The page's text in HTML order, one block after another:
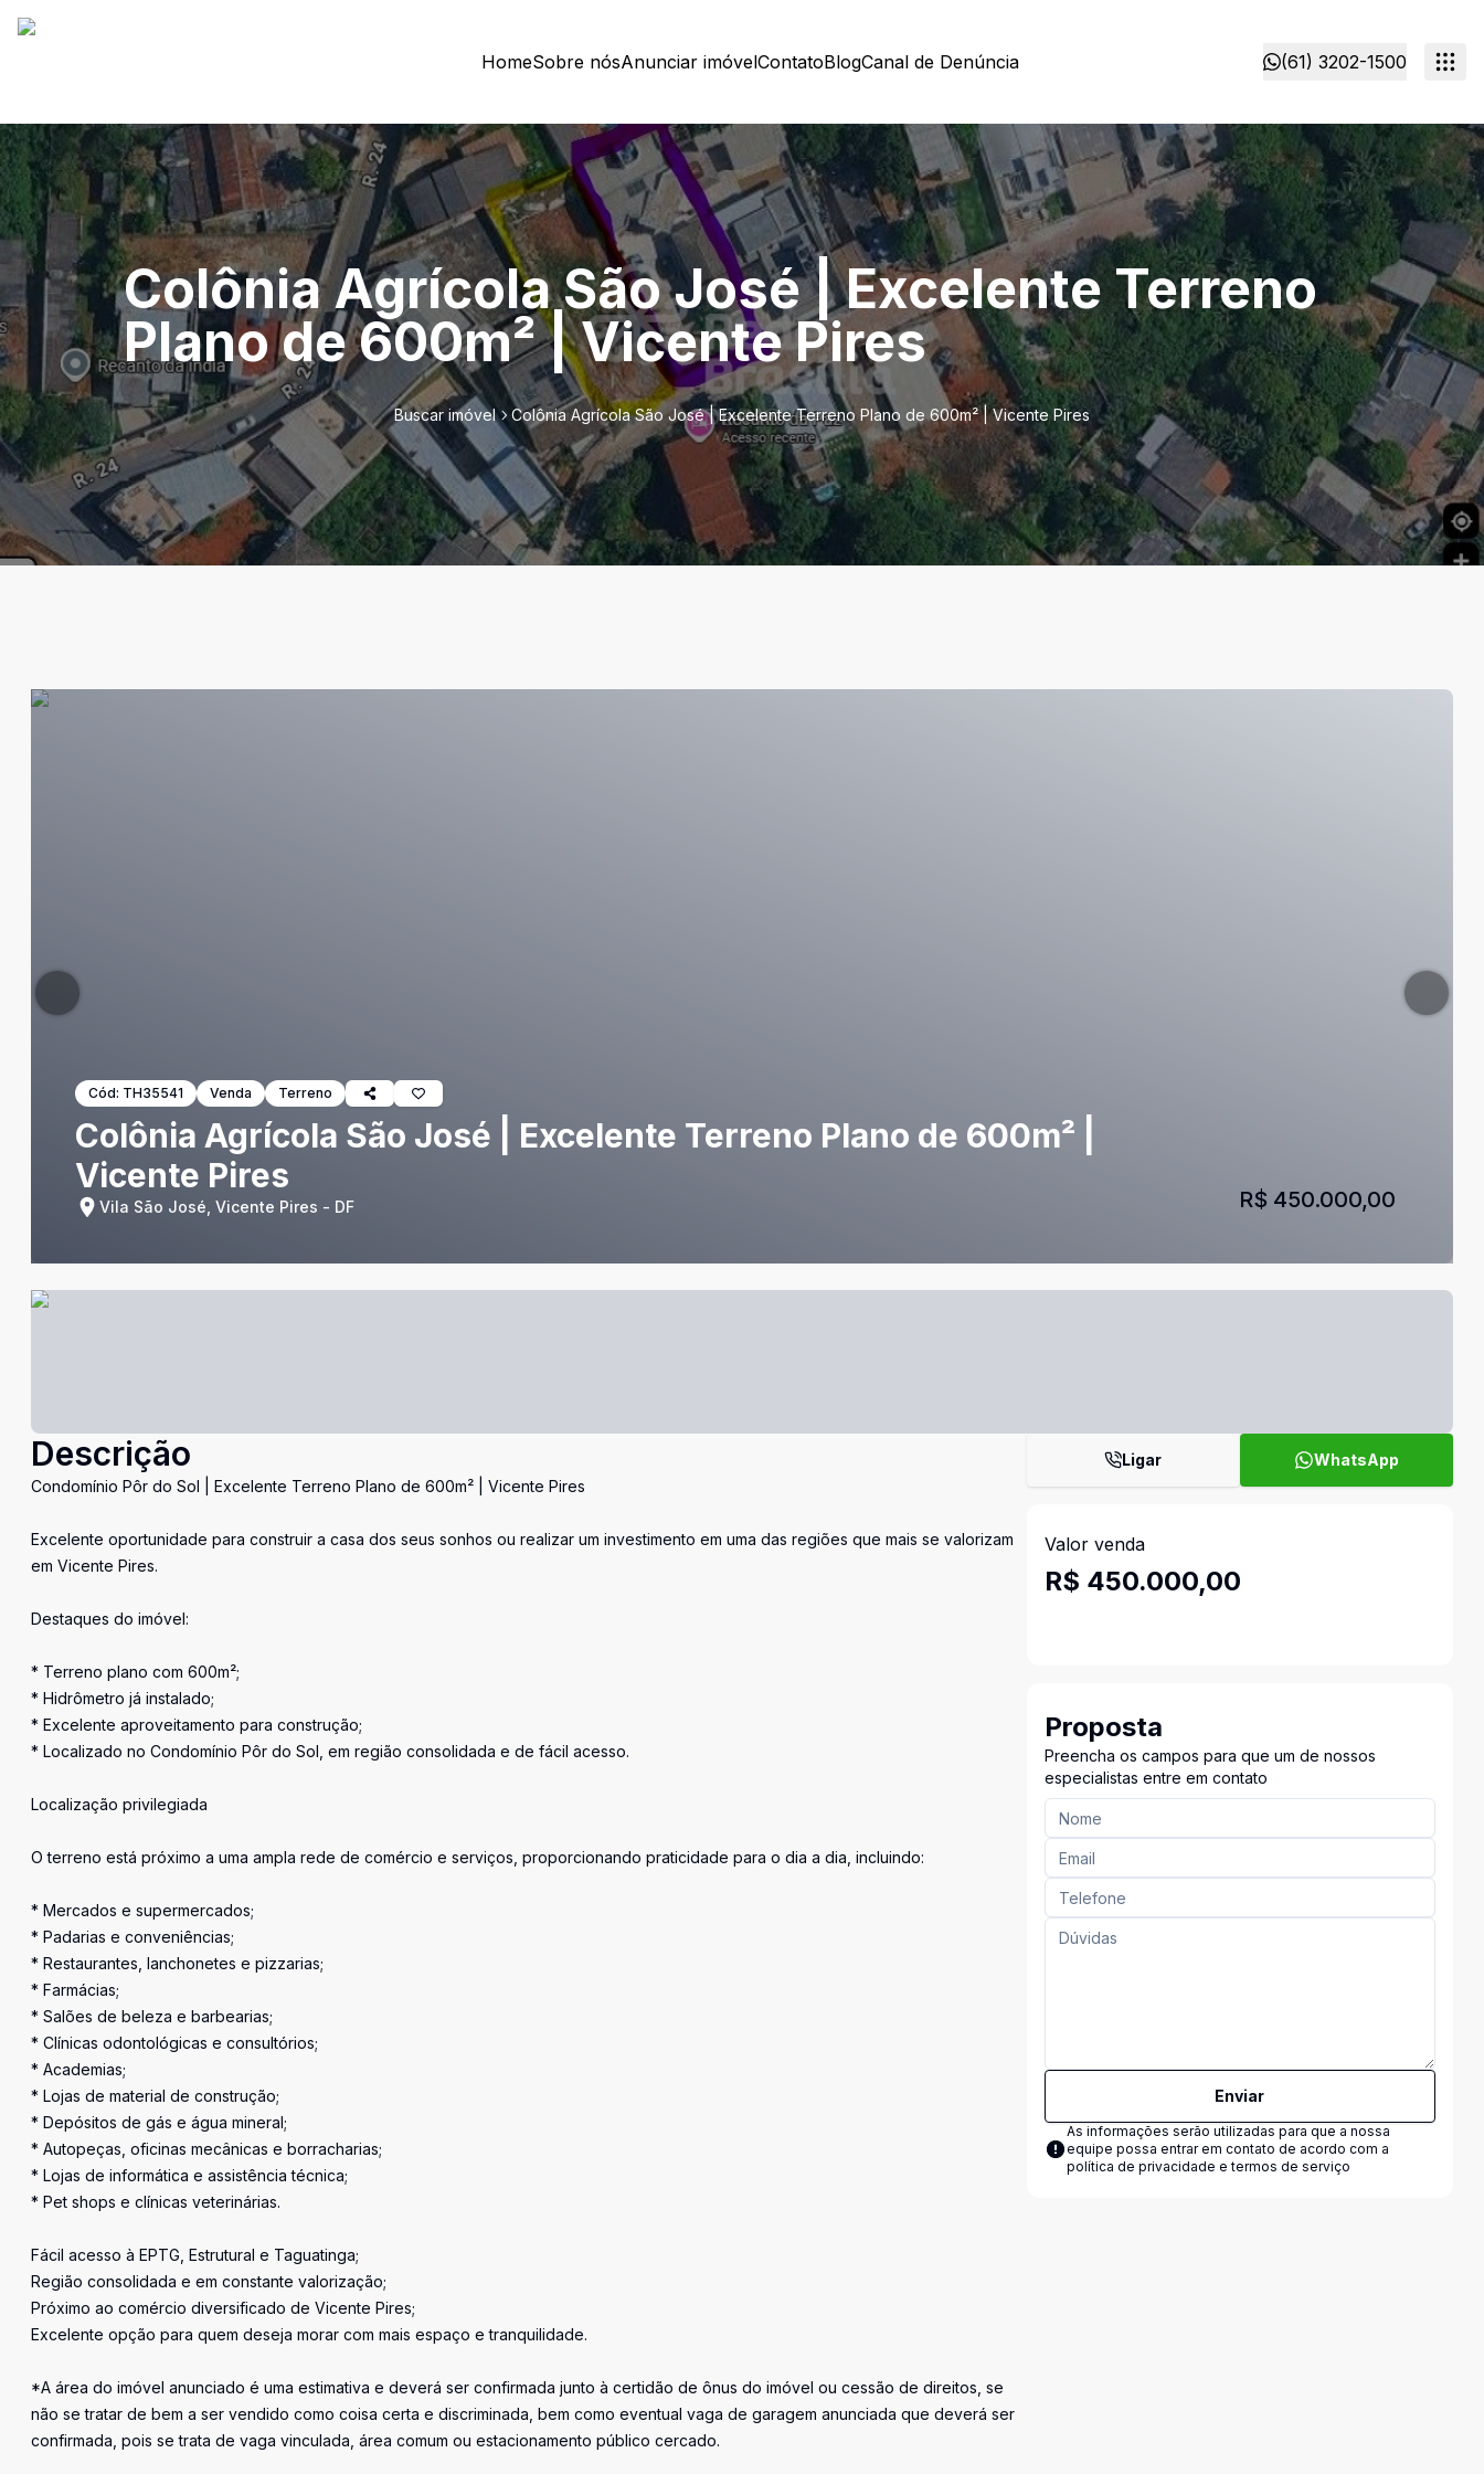
HomeSobre nósAnunciar imóvelContatoBlogCanal de Denúncia (61) 3202-1500
Colônia Agrícola São José | Excelente Terreno
Plano de 600m² | Vicente Pires
Buscar imóvel Colônia Agrícola São José | Excelente Terreno Plano de 600m² | Vicente Pires
Cód: TH35541 Venda Terreno
Colônia Agrícola São José | Excelente Terreno Plano de 600m² |
Vicente Pires
Vila São José, Vicente Pires - DF R$ 450.000,00
Descrição
Condomínio Pôr do Sol | Excelente Terreno Plano de 600m² | Vicente Pires
Excelente oportunidade para construir a casa dos seus sonhos ou realizar um investimento em uma das regiões que mais se valorizam
em Vicente Pires.
Destaques do imóvel:
* Terreno plano com 600m²;
* Hidrômetro já instalado;
* Excelente aproveitamento para construção;
* Localizado no Condomínio Pôr do Sol, em região consolidada e de fácil acesso.
Localização privilegiada
O terreno está próximo a uma ampla rede de comércio e serviços, proporcionando praticidade para o dia a dia, incluindo:
* Mercados e supermercados;
* Padarias e conveniências;
* Restaurantes, lanchonetes e pizzarias;
* Farmácias;
* Salões de beleza e barbearias;
* Clínicas odontológicas e consultórios;
* Academias;
* Lojas de material de construção;
* Depósitos de gás e água mineral;
* Autopeças, oficinas mecânicas e borracharias;
* Lojas de informática e assistência técnica;
* Pet shops e clínicas veterinárias.
Fácil acesso à EPTG, Estrutural e Taguatinga;
Região consolidada e em constante valorização;
Próximo ao comércio diversificado de Vicente Pires;
Excelente opção para quem deseja morar com mais espaço e tranquilidade.
*A área do imóvel anunciado é uma estimativa e deverá ser confirmada junto à certidão de ônus do imóvel ou cessão de direitos, se
não se tratar de bem a ser vendido como coisa certa e discriminada, bem como eventual vaga de garagem anunciada que deverá ser
confirmada, pois se trata de vaga vinculada, área comum ou estacionamento público cercado.
Ligar WhatsApp
Valor venda
R$ 450.000,00
Proposta
Preencha os campos para que um de nossos
especialistas entre em contato
Enviar
As informações serão utilizadas para que a nossa
equipe possa entrar em contato de acordo com a
política de privacidade e termos de serviço